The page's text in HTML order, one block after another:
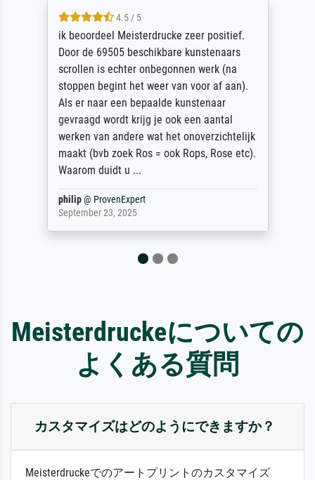
Meisterdrucke zeer positief.
beschikbare kunstenaars
echter onbegonnen werk (na
het weer van voor af aan).
een bepaalde kunstenaar
krijg je ook een aantal
andere wat het onoverzichtelijk
zoek Ros = ook Rops, Rose etc).
zugestellt
Meisterdruckeについての
よくある質問
カスタマイズはどのようにできますか？
Meisterdruckeでのアートプリントのカスタマイズ